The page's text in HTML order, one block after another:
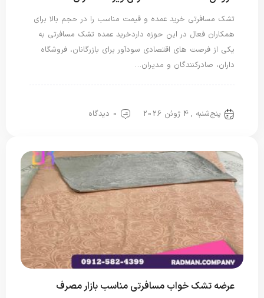
تشک مسافرتی خرید عمده و قیمت مناسب را در حجم بالا برای
همکاران فعال در این حوزه داردخرید عمده تشک مسافرتی به
یکی از فرصت های اقتصادی سودآور برای بازرگانان، فروشگاه
داران، صادرکنندگان و مدیران…
پنج‌شنبه , 4 ژوئن 2026 0 دیدگاه
عرضه تشک خواب مسافرتی مناسب بازار مصرف